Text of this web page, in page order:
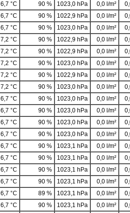
6,7 °C 90 % 1023,0 hPa 0,0 l/m²
6,7 °C 90 % 1022,9 hPa 0,0 l/m²
6,7 °C 90 % 1023,0 hPa 0,0 l/m²
7,2 °C 90 % 1022,9 hPa 0,0 l/m²
7,2 °C 90 % 1022,9 hPa 0,0 l/m²
7,2 °C 90 % 1023,0 hPa 0,0 l/m²
7,2 °C 90 % 1022,9 hPa 0,0 l/m²
7,2 °C 90 % 1023,0 hPa 0,0 l/m²
6,7 °C 90 % 1023,0 hPa 0,0 l/m²
6,7 °C 90 % 1023,0 hPa 0,0 l/m²
6,7 °C 90 % 1023,0 hPa 0,0 l/m²
6,7 °C 90 % 1023,0 hPa 0,0 l/m²
6,7 °C 90 % 1023,1 hPa 0,0 l/m²
6,7 °C 90 % 1023,1 hPa 0,0 l/m²
6,7 °C 90 % 1023,1 hPa 0,0 l/m²
6,7 °C 90 % 1023,1 hPa 0,0 l/m²
6,7 °C 89 % 1023,1 hPa 0,0 l/m²
6,7 °C 90 % 1023,1 hPa 0,0 l/m²